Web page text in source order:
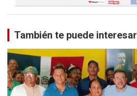
También te puede interesar